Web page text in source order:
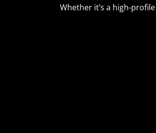
Whether it’s a high-